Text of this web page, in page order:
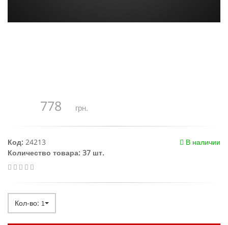
778 грн.
В наличии
Код: 24213
Количество товара: 37 шт.
Кол-во: 1